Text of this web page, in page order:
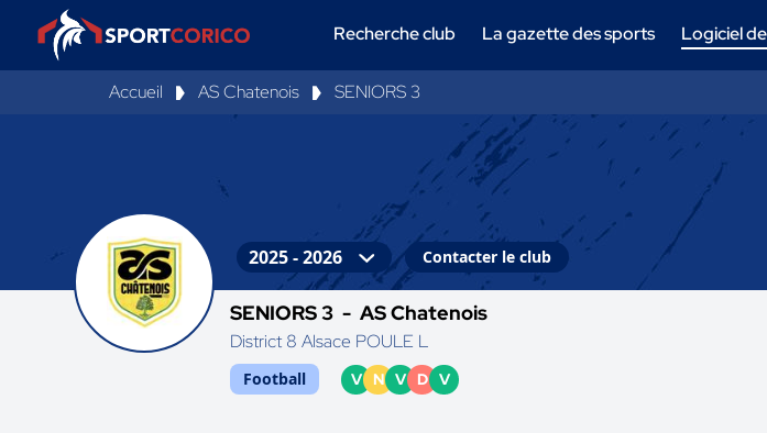
Recherche club La gazette des sports Logiciel
Accueil AS Chatenois SENIORS 3
Contacter le club
SENIORS 3 -AS Chatenois
District 8 Alsace POULE L
Football V N V D V